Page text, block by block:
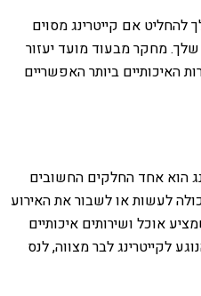
להחליט אם קייטרינג מסוים
שלך. מחקר מבעוד מועד יעזור
האיכותיים ביותר האפשריים
הוא אחד החלקים החשובים
לעשות או לשבור את האירוע
אוכל ושירותים איכותיים
לקייטרינג לבר מצווה, לנס